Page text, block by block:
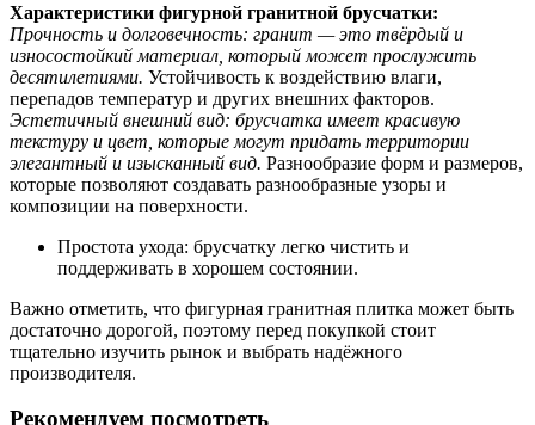
Характеристики фигурной гранитной брусчатки:
Прочность и долговечность: гранит — это твёрдый и
износостойкий материал, который может прослужить
десятилетиями. Устойчивость к воздействию влаги,
перепадов температур и других внешних факторов.
Эстетичный внешний вид: брусчатка имеет красивую
текстуру и цвет, которые могут придать территории
элегантный и изысканный вид. Разнообразие форм и размеров,
которые позволяют создавать разнообразные узоры и
композиции на поверхности.
Простота ухода: брусчатку легко чистить и
поддерживать в хорошем состоянии.
Важно отметить, что фигурная гранитная плитка может быть
достаточно дорогой, поэтому перед покупкой стоит
тщательно изучить рынок и выбрать надёжного
производителя.
Рекомендуем посмотреть